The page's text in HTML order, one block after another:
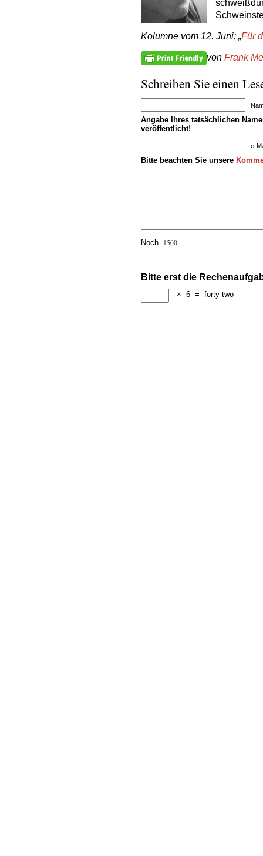
Kolumne vom 12. Juni: „Für
von Frank
Schreiben Sie einen
Angabe Ihres tatsächlichen
veröffentlicht!
e-
Bitte beachten Sie unsere
Noch
Bitte erst die
× 6 = forty two